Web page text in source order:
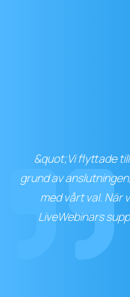
&quot;Vi flyttade
grund av
med vårt val. När
LiveWebinars